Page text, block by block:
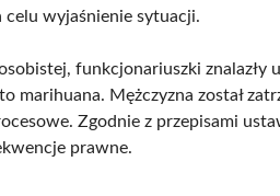
celu wyjaśnienie sytuacji.
funkcjonariuszki znalazły
marihuana. Mężczyzna został
Zgodnie z przepisami
prawne.